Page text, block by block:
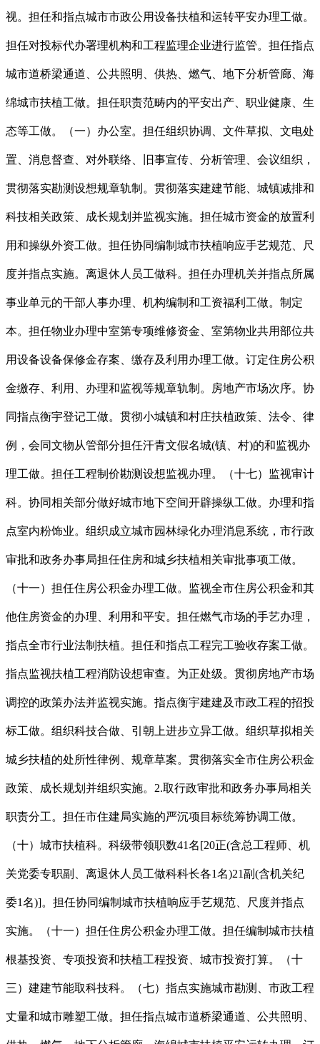
视。担任和指点城市市政公用设备扶植和运转平安办理工做。
担任对投标代办署理机构和工程监理企业进行监管。担任指点
城市道桥梁通道、公共照明、供热、燃气、地下分析管廊、海
绵城市扶植工做。担任职责范畴内的平安出产、职业健康、生
态等工做。（一）办公室。担任组织协调、文件草拟、文电处
置、消息督查、对外联络、旧事宣传、分析管理、会议组织，
贯彻落实勘测设想规章轨制。贯彻落实建建节能、城镇减排和
科技相关政策、成长规划并监视实施。担任城市资金的放置利
用和操纵外资工做。担任协同编制城市扶植响应手艺规范、尺
度并指点实施。离退休人员工做科。担任办理机关并指点所属
事业单元的干部人事办理、机构编制和工资福利工做。制定
本。担任物业办理中室第专项维修资金、室第物业共用部位共
用设备设备保修金存案、缴存及利用办理工做。订定住房公积
金缴存、利用、办理和监视等规章轨制。房地产市场次序。协
同指点衡宇登记工做。贯彻小城镇和村庄扶植政策、法令、律
例，会同文物从管部分担任汗青文假名城(镇、村)的和监视办
理工做。担任工程制价勘测设想监视办理。（十七）监视审计
科。协同相关部分做好城市地下空间开辟操纵工做。办理和指
点室内粉饰业。组织成立城市园林绿化办理消息系统，市行政
审批和政务办事局担任住房和城乡扶植相关审批事项工做。
（十一）担任住房公积金办理工做。监视全市住房公积金和其
他住房资金的办理、利用和平安。担任燃气市场的手艺办理，
指点全市行业法制扶植。担任和指点工程完工验收存案工做。
指点监视扶植工程消防设想审查。为正处级。贯彻房地产市场
调控的政策办法并监视实施。指点衡宇建建及市政工程的招投
标工做。组织科技合做、引朝上进步立异工做。组织草拟相关
城乡扶植的处所性律例、规章草案。贯彻落实全市住房公积金
政策、成长规划并组织实施。2.取行政审批和政务办事局相关
职责分工。担任市住建局实施的严沉项目标统筹协调工做。
（十）城市扶植科。科级带领职数41名[20正(含总工程师、机
关党委专职副、离退休人员工做科科长各1名)21副(含机关纪
委1名)]。担任协同编制城市扶植响应手艺规范、尺度并指点
实施。（十一）担任住房公积金办理工做。担任编制城市扶植
根基投资、专项投资和扶植工程投资、城市投资打算。（十
三）建建节能取科技科。（七）指点实施城市勘测、市政工程
丈量和城市雕塑工做。担任指点城市道桥梁通道、公共照明、